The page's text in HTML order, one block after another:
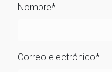
Nombre*
Correo electrónico*